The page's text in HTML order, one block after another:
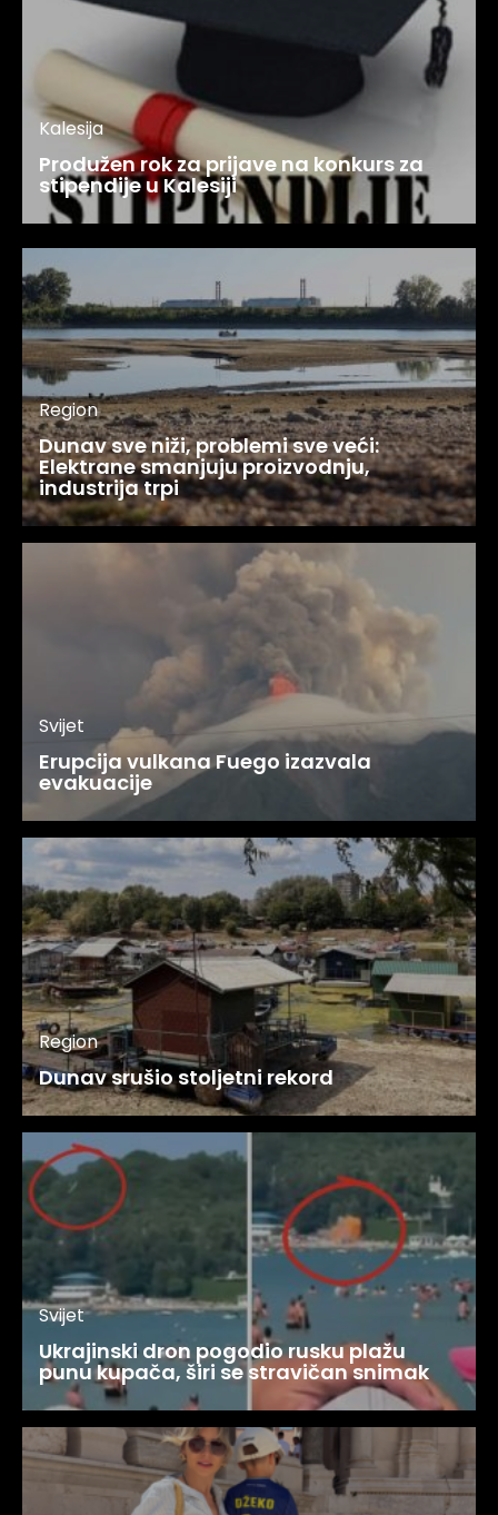
Kalesija
Produžen rok za prijave na konkurs za
stipendije u Kalesiji
Region
Dunav sve niži, problemi sve veći:
Elektrane smanjuju proizvodnju,
industrija trpi
Svijet
Erupcija vulkana Fuego izazvala
evakuacije
Region
Dunav srušio stoljetni rekord
Svijet
Ukrajinski dron pogodio rusku plažu
punu kupača, širi se stravičan snimak